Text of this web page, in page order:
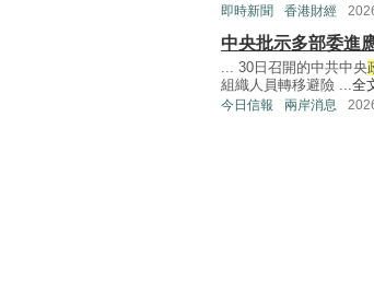
即時新聞 香港財經
中央批示多部委進
... 30日召開的中共中央
組織人員轉移避險 ...全
今日信報 兩岸消息